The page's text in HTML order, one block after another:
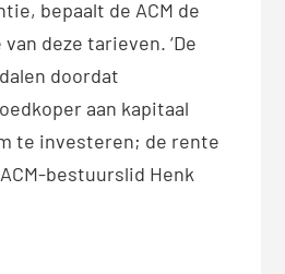
bepaalt de ACM de
deze tarieven. ‘De
doordat
aan kapitaal
te investeren; de rente
bestuurslid Henk